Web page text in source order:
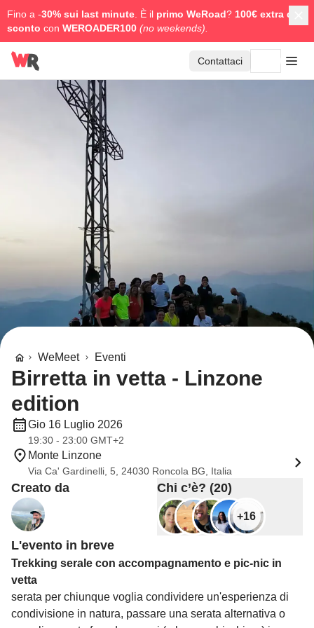
Fino a -30% sui last minute . È il primo WeRoad? 100€ extra di
sconto con WEROADER100 (no weekends).
Contattaci
WeMeet Eventi
Birretta in vetta - Linzone
edition
Gio 16 Luglio 2026
19:30 - 23:00 GMT+2
Monte Linzone
Via Ca' Gardinelli, 5, 24030 Roncola BG, Italia
Creato da Chi c’è? (20)
+16
L'evento in breve
Trekking serale con accompagnamento e pic-nic in
vetta
serata per chiunque voglia condividere un'esperienza di
condivisione in natura, passare una serata alternativa o